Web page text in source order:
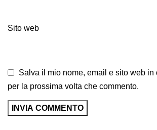
Sito web
Salva il mio nome, email e sito web in
per la prossima volta che commento.